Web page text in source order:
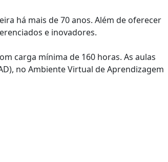
há mais de 70 anos. Além de oferecer
e inovadores.
carga mínima de 160 horas. As aulas
no Ambiente Virtual de Aprendizagem